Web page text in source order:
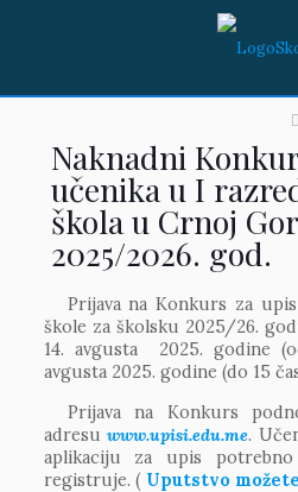
Naknadni
učenika u I
škola u Crnoj
2025/2026. god.
Prijava na Konkurs za
škole za školsku 2025/26.
14. avgusta 2025. godine
avgusta 2025. godine (do 15
Prijava na Konkurs
adresuwww.upisi.edu.me.
aplikaciju za upis
registruje. ( Uputstvo